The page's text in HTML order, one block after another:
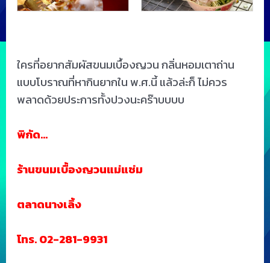
ใครที่อยากสัมผัสขนมเบื้องญวน กลิ่นหอมเตาถ่าน
แบบโบราณที่หากินยากใน พ.ศ.นี้ แล้วล่ะก็ ไม่ควร
พลาดด้วยประการทั้งปวงนะคร๊าบบบบ
พิกัด…
ร้านขนมเบื้องญวนแม่แช่ม
ตลาดนางเลิ้ง
โทร. 02-281-9931